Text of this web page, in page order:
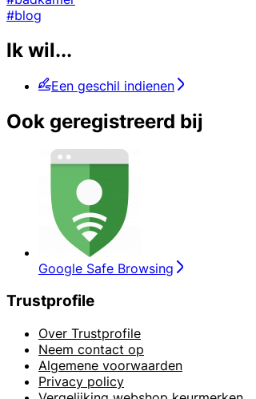
#blog
Ik wil...
Een geschil indienen
Ook geregistreerd bij
Google Safe Browsing
Trustprofile
Over Trustprofile
Neem contact op
Algemene voorwaarden
Privacy policy